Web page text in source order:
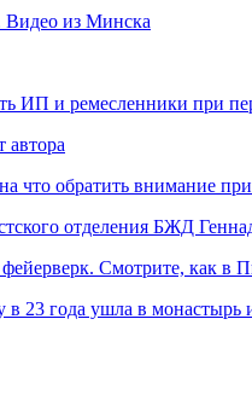
Видео из Минска
ИП и ремесленники при
автора
что обратить внимание
отделения БЖД
фейерверк. Смотрите, как
в 23 года ушла в монастырь